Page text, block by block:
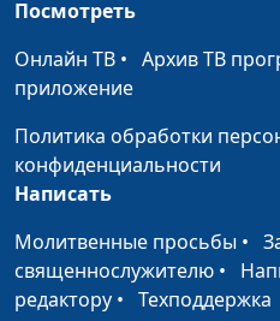
Как понять сильные
стороны своей
личности
Как реагировать на
агрессию
Кто такие нарциссы и
чем опасен
нарциссизм
Посмотреть
Онлайн ТВ • Архив ТВ
приложение
Политика обработки
конфиденциальности
Написать
Молитвенные просьбы •
священнослужителю •
редактору • Техподдержка